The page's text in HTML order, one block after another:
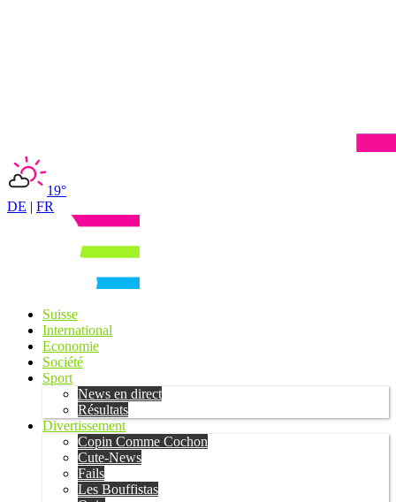
19°
DE | FR
Suisse
International
Economie
Société
Sport
News en direct
Résultats
Divertissement
Copin Comme Cochon
Cute-News
Fails
Les Bouffistas